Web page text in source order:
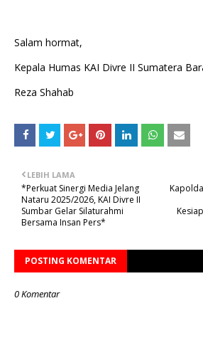
Salam hormat,
Kepala Humas KAI Divre II Sumatera
Reza Shahab
LEBIH LAMA
*Perkuat Sinergi Media Jelang
Nataru 2025/2026, KAI Divre II
Sumbar Gelar Silaturahmi
Bersama Insan Pers*
POSTING KOMENTAR
0 Komentar